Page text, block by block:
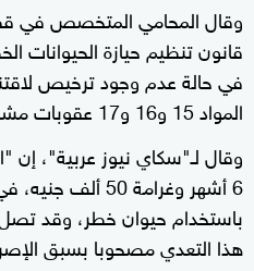
وقال المحامي المتخصص في
قانون تنظيم حيازة الحيوانات
في حالة عدم وجود ترخيص
المواد 15 و16 و17 عقوبات مشددة لهذه الحيازة.
وقال لـ"سكاي نيوز عربية"،
6 أشهر وغرامة 50
باستخدام حيوان خطر، وقد
هذا التعدي مصحوبا بسبق